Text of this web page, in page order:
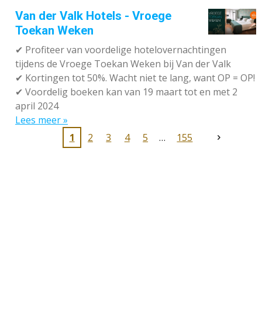
Van der Valk Hotels - Vroege
Toekan Weken
✔ Profiteer van voordelige hotelovernachtingen
tijdens de Vroege Toekan Weken bij Van der Valk
✔ Kortingen tot 50%. Wacht niet te lang, want OP = OP!
✔ Voordelig boeken kan van 19 maart tot en met 2
april 2024
Lees meer »
1
2 3 4 5 155